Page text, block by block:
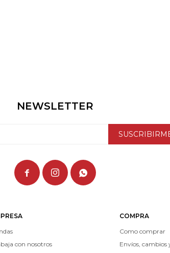
con nosotros
COMPRA
Como comprar
Envíos, cambios
NEWSLETTER
  